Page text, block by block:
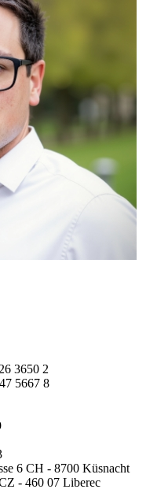
3650 2
5667 8
6 CH - 8700 Küsnacht
- 460 07 Liberec